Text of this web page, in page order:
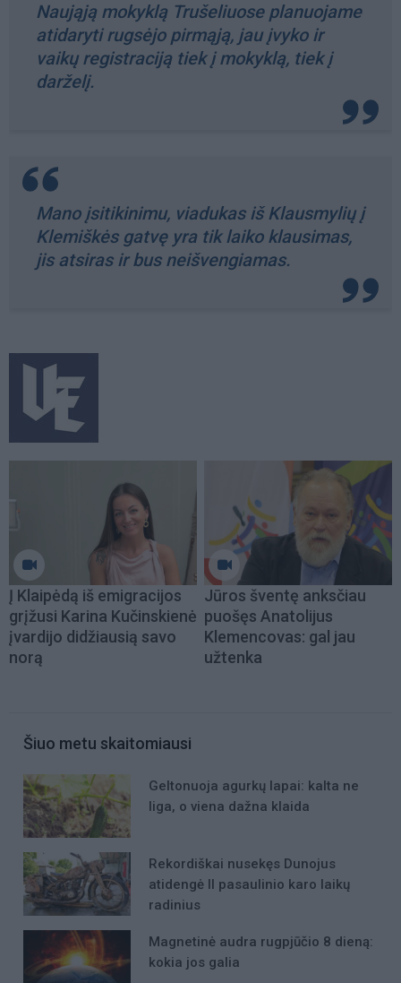
Naująją mokyklą Trušeliuose planuojame
atidaryti rugsėjo pirmąją, jau įvyko ir
vaikų registraciją tiek į mokyklą, tiek į
darželį.
Mano įsitikinimu, viadukas iš Klausmylių į
Klemiškės gatvę yra tik laiko klausimas,
jis atsiras ir bus neišvengiamas.
Į Klaipėdą iš emigracijos
grįžusi Karina Kučinskienė
įvardijo didžiausią savo
norą
Jūros šventę anksčiau
puošęs Anatolijus
Klemencovas: gal jau
užtenka
Šiuo metu skaitomiausi
Geltonuoja agurkų lapai: kalta ne
liga, o viena dažna klaida
Rekordiškai nusekęs Dunojus
atidengė II pasaulinio karo laikų
radinius
Magnetinė audra rugpjūčio 8 dieną:
kokia jos galia